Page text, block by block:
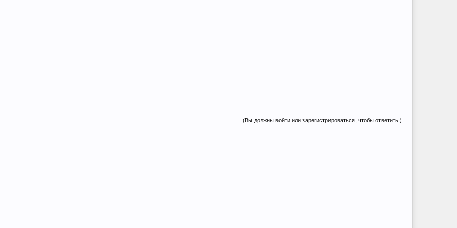
(Вы должны войти или зарегистрироваться, чтобы ответить.)